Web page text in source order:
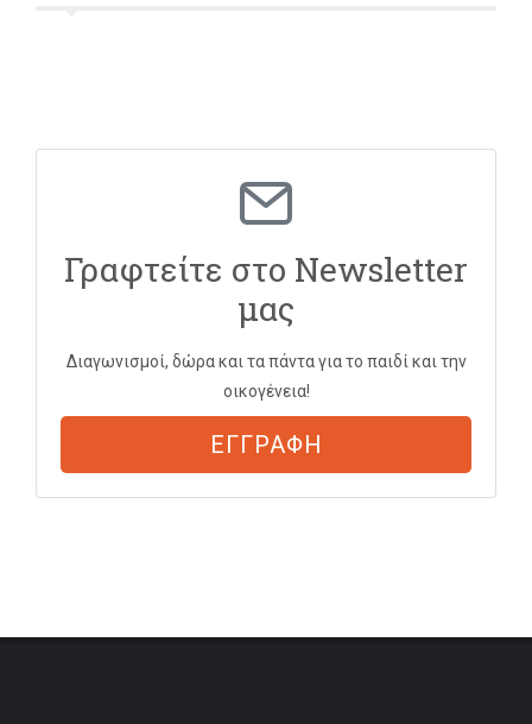
Γραφτείτε στο Newsletter
μας
Διαγωνισμοί, δώρα και τα πάντα για το παιδί και την
οικογένεια!
ΕΓΓΡΑΦΗ